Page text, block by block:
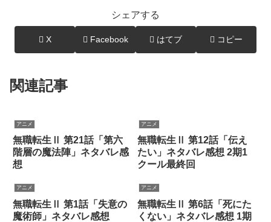
シェアする
X Facebook はてブ コピー
関連記事
アニメ
無職転生Ⅱ 第21話「第六
階層の魔法陣」ネタバレ感
想
アニメ
無職転生Ⅱ 第12話「伝え
たい」ネタバレ感想 2期1
クール最終回
アニメ
無職転生Ⅱ 第1話「失意の
魔術師」ネタバレ感想
アニメ
無職転生Ⅱ 第6話「死にた
くない」ネタバレ感想 1期